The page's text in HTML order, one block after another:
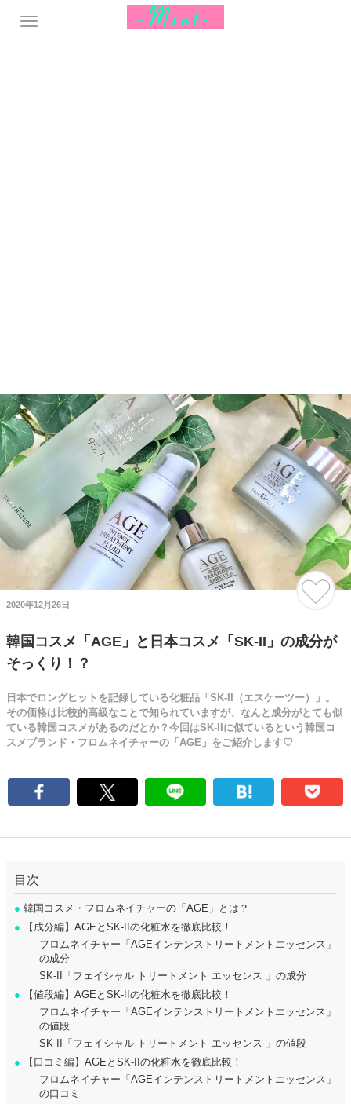
2020年12月26日
韓国コスメ「AGE」と日本コスメ「SK-II」の成分が
そっくり！？
日本でロングヒットを記録している化粧品「SK-II（エスケーツー）」。
その価格は比較的高級なことで知られていますが、なんと成分がとても似
ている韓国コスメがあるのだとか？今回はSK-IIに似ているという韓国コ
スメブランド・フロムネイチャーの「AGE」をご紹介します♡
目次
● 韓国コスメ・フロムネイチャーの「AGE」とは？
● 【成分編】AGEとSK-IIの化粧水を徹底比較！
フロムネイチャー「AGEインテンストリートメントエッセンス」
の成分
SK-II「フェイシャル トリートメント エッセンス 」の成分
● 【値段編】AGEとSK-IIの化粧水を徹底比較！
フロムネイチャー「AGEインテンストリートメントエッセンス」
の値段
SK-II「フェイシャル トリートメント エッセンス 」の値段
● 【口コミ編】AGEとSK-IIの化粧水を徹底比較！
フロムネイチャー「AGEインテンストリートメントエッセンス」
の口コミ